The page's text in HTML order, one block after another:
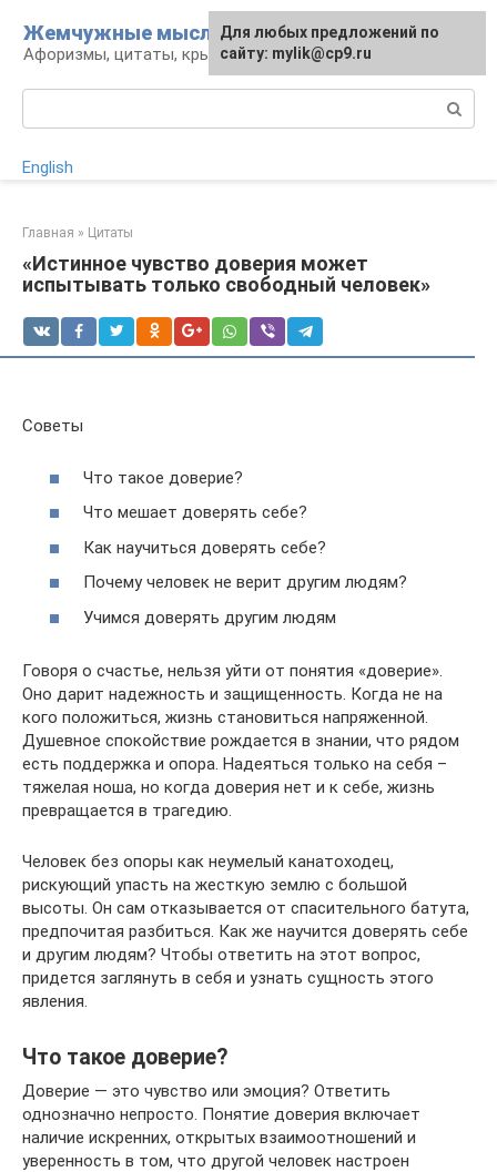
контенту
Жемчужные мысли
Афоризмы, цитаты, крылатые фразы
English
Главная » Цитаты
«Истинное чувство доверия может
испытывать только свободный человек»
Советы
Что такое доверие?
Что мешает доверять себе?
Как научиться доверять себе?
Почему человек не верит другим людям?
Учимся доверять другим людям
Говоря о счастье, нельзя уйти от понятия «доверие».
Оно дарит надежность и защищенность. Когда не на
кого положиться, жизнь становиться напряженной.
Душевное спокойствие рождается в знании, что рядом
есть поддержка и опора. Надеяться только на себя –
тяжелая ноша, но когда доверия нет и к себе, жизнь
превращается в трагедию.
Человек без опоры как неумелый канатоходец,
рискующий упасть на жесткую землю с большой
высоты. Он сам отказывается от спасительного батута,
предпочитая разбиться. Как же научится доверять себе
и другим людям? Чтобы ответить на этот вопрос,
придется заглянуть в себя и узнать сущность этого
явления.
Что такое доверие?
Доверие — это чувство или эмоция? Ответить
однозначно непросто. Понятие доверия включает
наличие искренних, открытых взаимоотношений и
уверенность в том, что другой человек настроен
Для любых предложений по
сайту: mylik@cp9.ru